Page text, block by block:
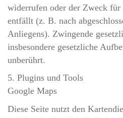
widerrufen oder der Zweck für
entfällt (z. B. nach
Anliegens). Zwingende
insbesondere gesetzliche
unberührt.
5. Plugins und Tools
Google Maps
Diese Seite nutzt den